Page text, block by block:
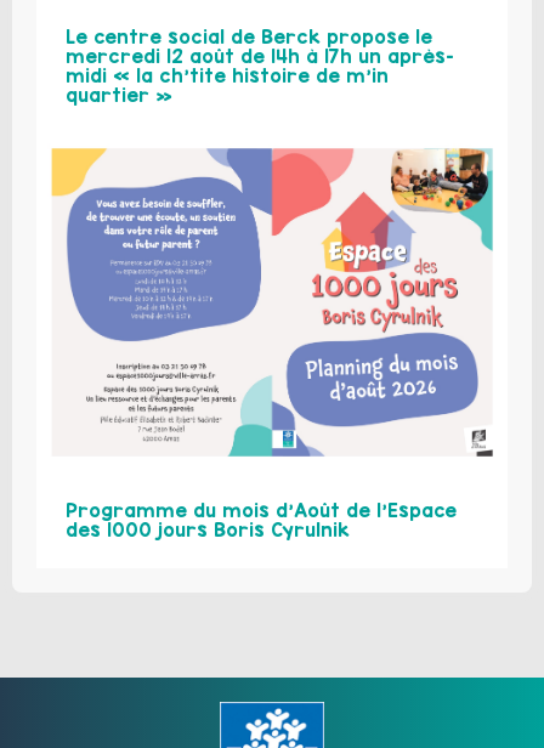
Le centre social de Berck propose le
mercredi 12 août de 14h à 17h un après-
midi « la ch’tite histoire de m’in
quartier »
Programme du mois d’Août de l’Espace
des 1000 jours Boris Cyrulnik